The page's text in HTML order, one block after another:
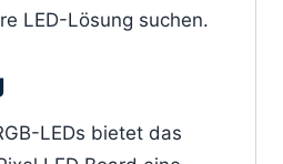
LED-Lösung suchen.
LEDs bietet das